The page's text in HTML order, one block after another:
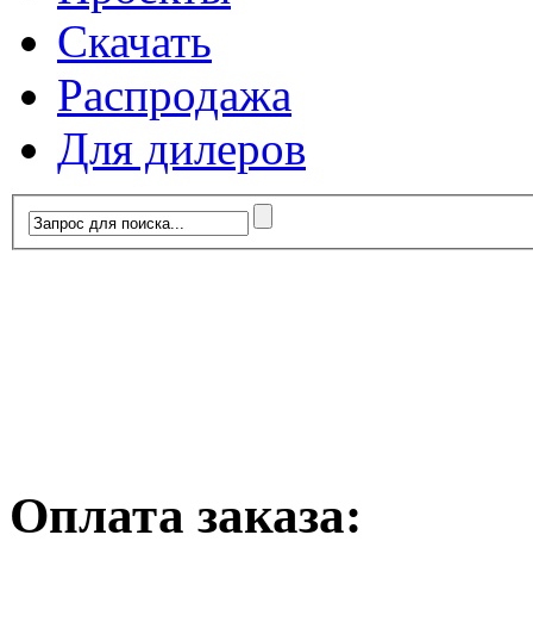
Скачать
Распродажа
Для дилеров
Оплата заказа: